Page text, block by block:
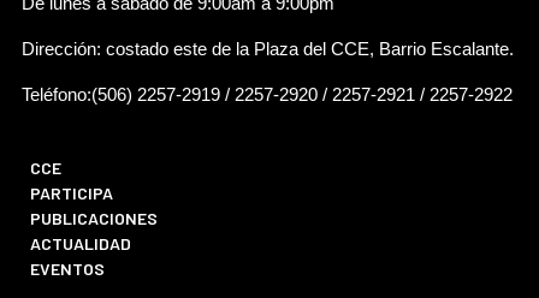
Dirección: costado este de la Plaza del CCE, Barrio Escalante.
Teléfono:(506) 2257-2919 / 2257-2920 / 2257-2921 / 2257-2922
CCE
PARTICIPA
PUBLICACIONES
ACTUALIDAD
EVENTOS